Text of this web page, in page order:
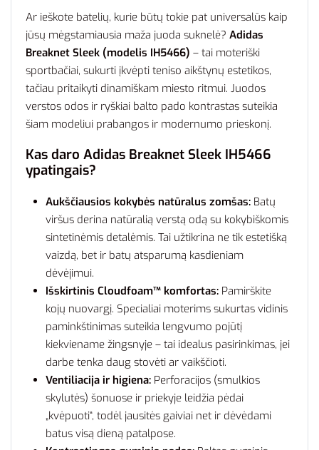
Ar ieškote batelių, kurie būtų tokie pat universalūs kaip
jūsų mėgstamiausia maža juoda suknelė? Adidas
Breaknet Sleek (modelis IH5466) – tai moteriški
sportbačiai, sukurti įkvėpti teniso aikštynų estetikos,
tačiau pritaikyti dinamiškam miesto ritmui. Juodos
verstos odos ir ryškiai balto pado kontrastas suteikia
šiam modeliui prabangos ir modernumo prieskonį.
Kas daro Adidas Breaknet Sleek IH5466
ypatingais?
Aukščiausios kokybės natūralus zomšas: Batų
viršus derina natūralią verstą odą su kokybiškomis
sintetinėmis detalėmis. Tai užtikrina ne tik estetišką
vaizdą, bet ir batų atsparumą kasdieniam
dėvėjimui.
Išskirtinis Cloudfoam™ komfortas: Pamirškite
kojų nuovargį. Specialiai moterims sukurtas vidinis
paminkštinimas suteikia lengvumo pojūtį
kiekviename žingsnyje – tai idealus pasirinkimas, jei
darbe tenka daug stovėti ar vaikščioti.
Ventiliacija ir higiena: Perforacijos (smulkios
skylutės) šonuose ir priekyje leidžia pėdai
„kvėpuoti“, todėl jausitės gaiviai net ir dėvėdami
batus visą dieną patalpose.